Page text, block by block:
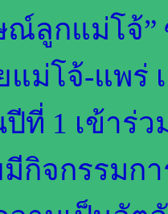
ณ์ลูกแม่โจ้”
ม่โจ้-แพร่
ที่ 1 เข้าร่
กิจกรรมก